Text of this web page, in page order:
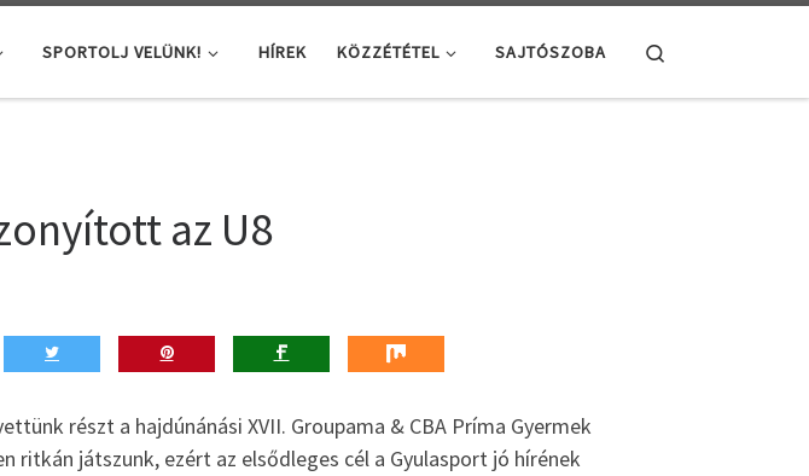
SPORTOLJ VELÜNK! HÍREK KÖZZÉTÉTEL SAJTÓSZOBA
az U8
részt a hajdúnánási XVII. Groupama & CBA Príma Gyermek
ritkán játszunk, ezért az elsődleges cél a Gyulasport jó hírének